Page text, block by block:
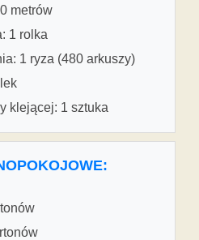
metrów
1 rolka
1 ryza (480 arkuszy)
klejącej: 1 sztuka